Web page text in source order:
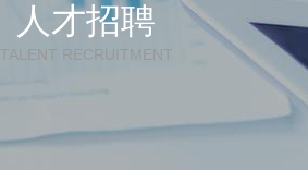
人才招聘
TALENT RECRUITMENT